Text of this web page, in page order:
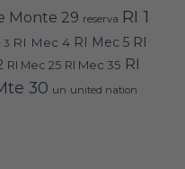
Monte 29 reserva RI 1
3 RI Mec 4 RI Mec 5 RI
RI Mec 25 RI Mec 35 RI
30 un united nation